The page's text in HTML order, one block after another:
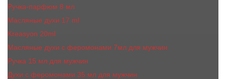
Ручка-парфюм 8 мл
Масляные духи 17 ml
Kreasyon 20ml
Масляные духи c феромонами 7мл для мужчин
Ручка 15 мл для мужчин
Духи с феромонами 35 мл для мужчин